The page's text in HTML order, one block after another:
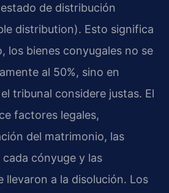
de distribución
distribution). Esto significa
los bienes conyugales no se
al 50%, sino en
tribunal considere justas. El
factores legales,
del matrimonio, las
cónyuge y las
llevaron a la disolución. Los